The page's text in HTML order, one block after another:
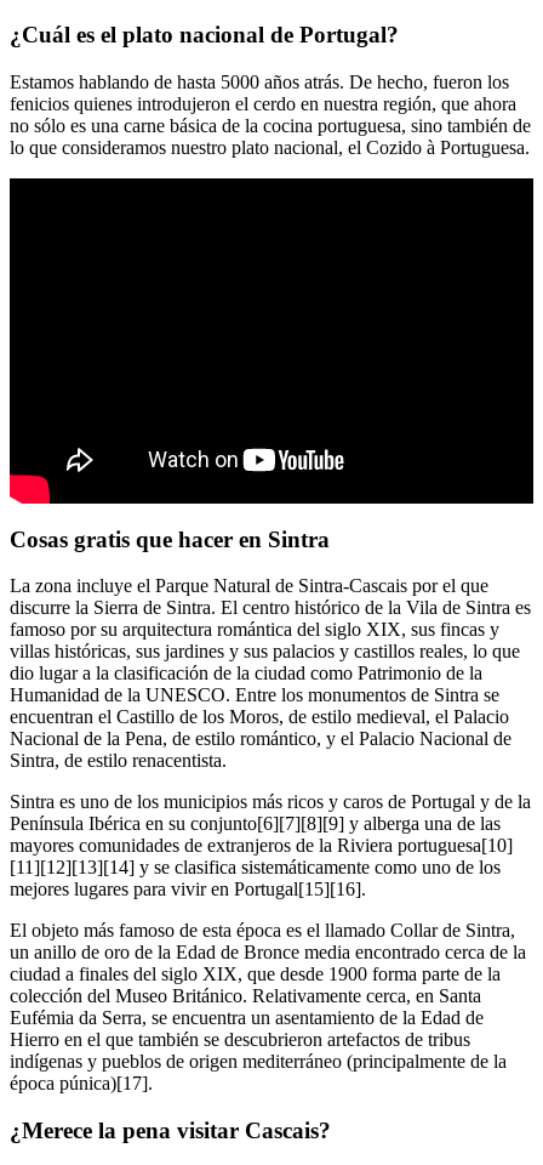
¿Cuál es el plato nacional de Portugal?
Estamos hablando de hasta 5000 años atrás. De hecho, fueron los
fenicios quienes introdujeron el cerdo en nuestra región, que ahora
no sólo es una carne básica de la cocina portuguesa, sino también de
lo que consideramos nuestro plato nacional, el Cozido à Portuguesa.
Cosas gratis que hacer en Sintra
La zona incluye el Parque Natural de Sintra-Cascais por el que
discurre la Sierra de Sintra. El centro histórico de la Vila de Sintra es
famoso por su arquitectura romántica del siglo XIX, sus fincas y
villas históricas, sus jardines y sus palacios y castillos reales, lo que
dio lugar a la clasificación de la ciudad como Patrimonio de la
Humanidad de la UNESCO. Entre los monumentos de Sintra se
encuentran el Castillo de los Moros, de estilo medieval, el Palacio
Nacional de la Pena, de estilo romántico, y el Palacio Nacional de
Sintra, de estilo renacentista.
Sintra es uno de los municipios más ricos y caros de Portugal y de la
Península Ibérica en su conjunto[6][7][8][9] y alberga una de las
mayores comunidades de extranjeros de la Riviera portuguesa[10]
[11][12][13][14] y se clasifica sistemáticamente como uno de los
mejores lugares para vivir en Portugal[15][16].
El objeto más famoso de esta época es el llamado Collar de Sintra,
un anillo de oro de la Edad de Bronce media encontrado cerca de la
ciudad a finales del siglo XIX, que desde 1900 forma parte de la
colección del Museo Británico. Relativamente cerca, en Santa
Eufémia da Serra, se encuentra un asentamiento de la Edad de
Hierro en el que también se descubrieron artefactos de tribus
indígenas y pueblos de origen mediterráneo (principalmente de la
época púnica)[17].
¿Merece la pena visitar Cascais?